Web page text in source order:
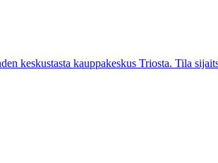
keskustasta kauppakeskus Triosta. Tila